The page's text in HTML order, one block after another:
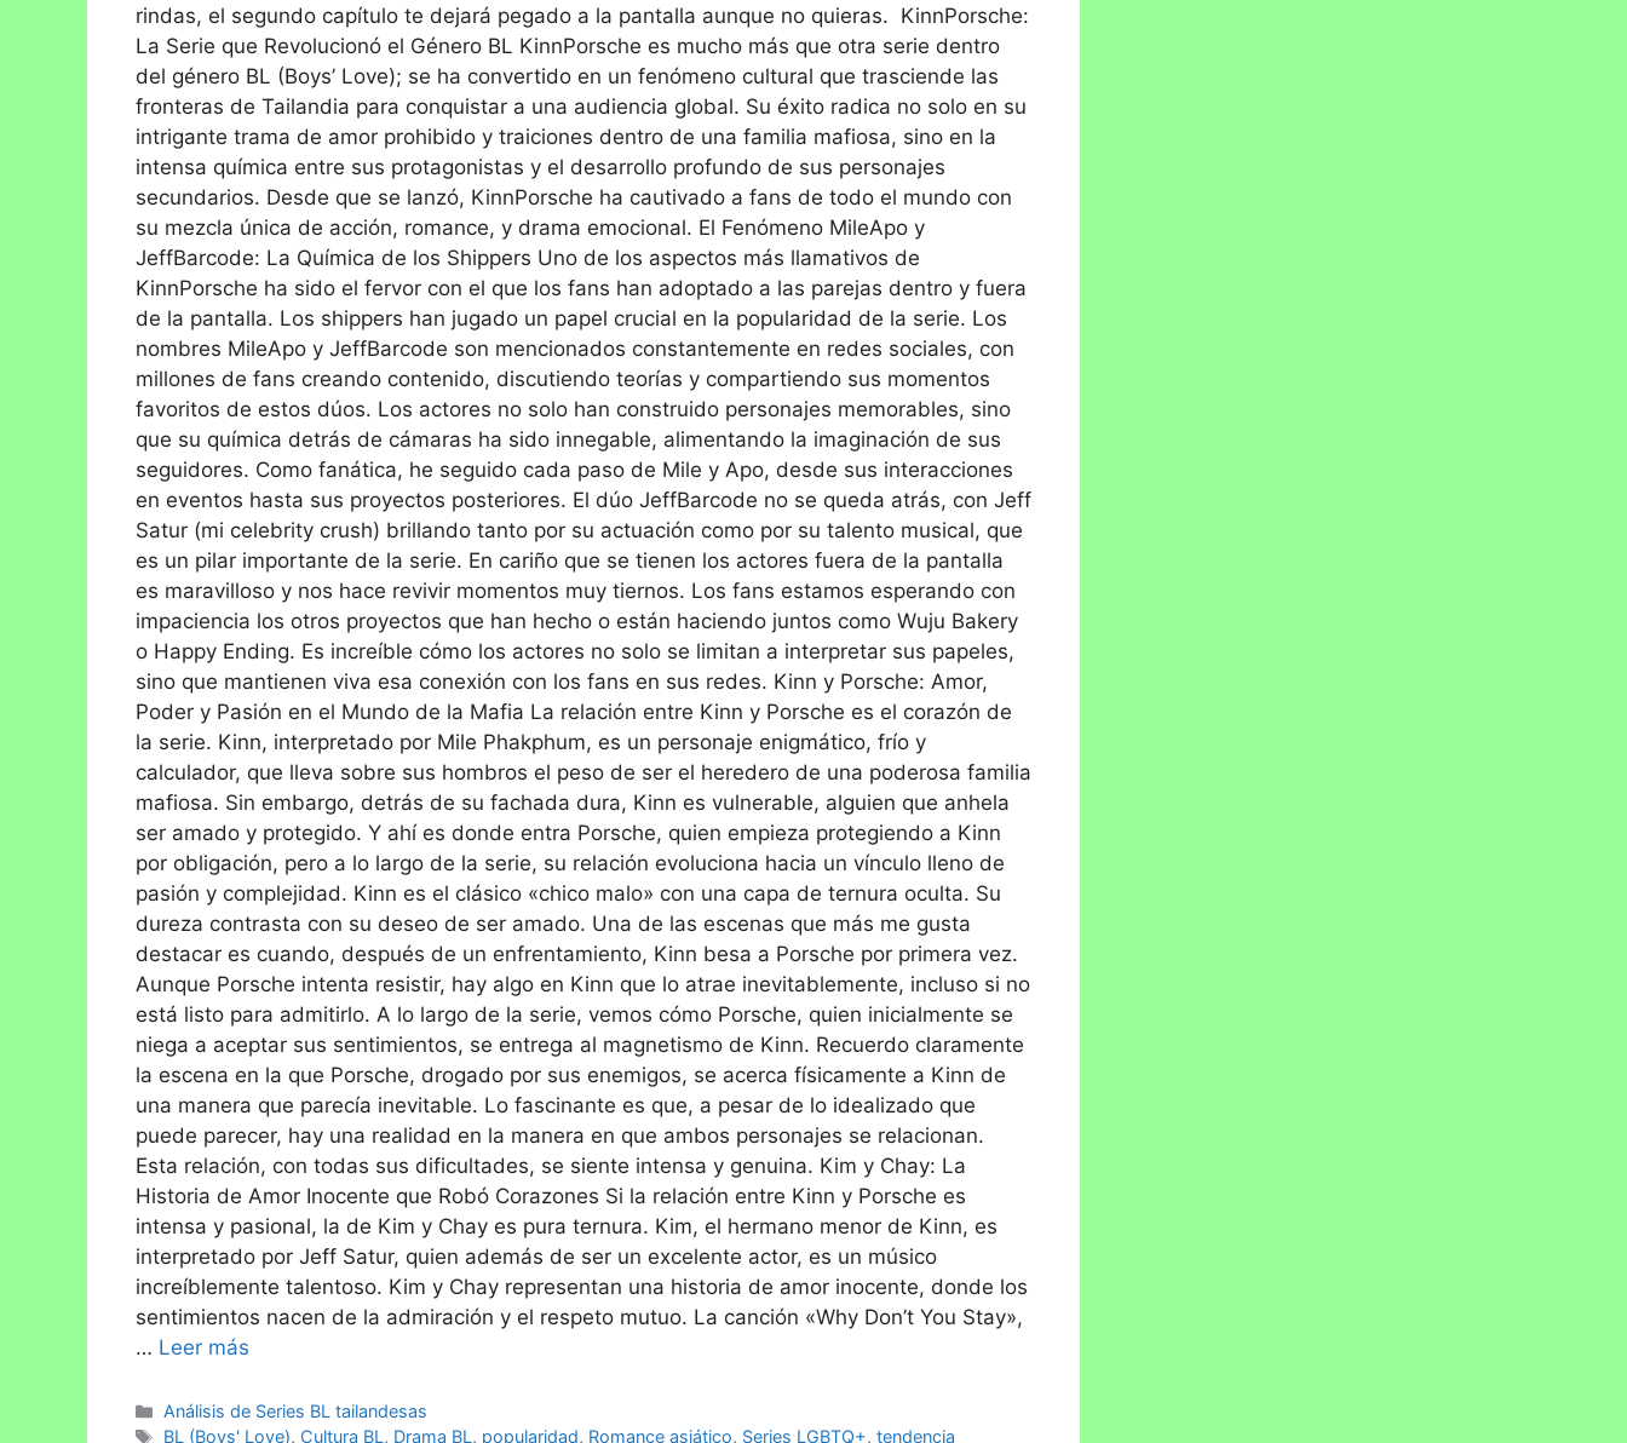
rindas, el segundo capítulo te dejará pegado a la pantalla aunque no quieras. KinnPorsche:
La Serie que Revolucionó el Género BL KinnPorsche es mucho más que otra serie dentro
del género BL (Boys’ Love); se ha convertido en un fenómeno cultural que trasciende las
fronteras de Tailandia para conquistar a una audiencia global. Su éxito radica no solo en su
intrigante trama de amor prohibido y traiciones dentro de una familia mafiosa, sino en la
intensa química entre sus protagonistas y el desarrollo profundo de sus personajes
secundarios. Desde que se lanzó, KinnPorsche ha cautivado a fans de todo el mundo con
su mezcla única de acción, romance, y drama emocional. El Fenómeno MileApo y
JeffBarcode: La Química de los Shippers Uno de los aspectos más llamativos de
KinnPorsche ha sido el fervor con el que los fans han adoptado a las parejas dentro y fuera
de la pantalla. Los shippers han jugado un papel crucial en la popularidad de la serie. Los
nombres MileApo y JeffBarcode son mencionados constantemente en redes sociales, con
millones de fans creando contenido, discutiendo teorías y compartiendo sus momentos
favoritos de estos dúos. Los actores no solo han construido personajes memorables, sino
que su química detrás de cámaras ha sido innegable, alimentando la imaginación de sus
seguidores. Como fanática, he seguido cada paso de Mile y Apo, desde sus interacciones
en eventos hasta sus proyectos posteriores. El dúo JeffBarcode no se queda atrás, con Jeff
Satur (mi celebrity crush) brillando tanto por su actuación como por su talento musical, que
es un pilar importante de la serie. En cariño que se tienen los actores fuera de la pantalla
es maravilloso y nos hace revivir momentos muy tiernos. Los fans estamos esperando con
impaciencia los otros proyectos que han hecho o están haciendo juntos como Wuju Bakery
o Happy Ending. Es increíble cómo los actores no solo se limitan a interpretar sus papeles,
sino que mantienen viva esa conexión con los fans en sus redes. Kinn y Porsche: Amor,
Poder y Pasión en el Mundo de la Mafia La relación entre Kinn y Porsche es el corazón de
la serie. Kinn, interpretado por Mile Phakphum, es un personaje enigmático, frío y
calculador, que lleva sobre sus hombros el peso de ser el heredero de una poderosa familia
mafiosa. Sin embargo, detrás de su fachada dura, Kinn es vulnerable, alguien que anhela
ser amado y protegido. Y ahí es donde entra Porsche, quien empieza protegiendo a Kinn
por obligación, pero a lo largo de la serie, su relación evoluciona hacia un vínculo lleno de
pasión y complejidad. Kinn es el clásico «chico malo» con una capa de ternura oculta. Su
dureza contrasta con su deseo de ser amado. Una de las escenas que más me gusta
destacar es cuando, después de un enfrentamiento, Kinn besa a Porsche por primera vez.
Aunque Porsche intenta resistir, hay algo en Kinn que lo atrae inevitablemente, incluso si no
está listo para admitirlo. A lo largo de la serie, vemos cómo Porsche, quien inicialmente se
niega a aceptar sus sentimientos, se entrega al magnetismo de Kinn. Recuerdo claramente
la escena en la que Porsche, drogado por sus enemigos, se acerca físicamente a Kinn de
una manera que parecía inevitable. Lo fascinante es que, a pesar de lo idealizado que
puede parecer, hay una realidad en la manera en que ambos personajes se relacionan.
Esta relación, con todas sus dificultades, se siente intensa y genuina. Kim y Chay: La
Historia de Amor Inocente que Robó Corazones Si la relación entre Kinn y Porsche es
intensa y pasional, la de Kim y Chay es pura ternura. Kim, el hermano menor de Kinn, es
interpretado por Jeff Satur, quien además de ser un excelente actor, es un músico
increíblemente talentoso. Kim y Chay representan una historia de amor inocente, donde los
sentimientos nacen de la admiración y el respeto mutuo. La canción «Why Don’t You Stay»,
… Leer más
Análisis de Series BL tailandesas
BL (Boys' Love), Cultura BL, Drama BL, popularidad, Romance asiático, Series LGBTQ+,tendencia